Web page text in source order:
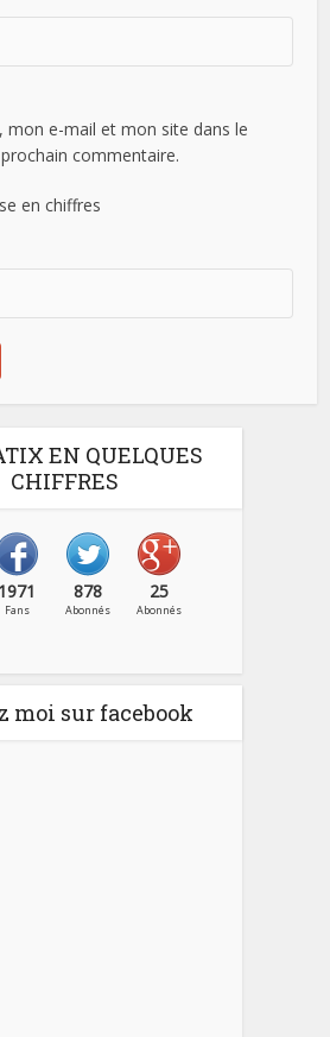
mon e-mail et mon site dans le
commentaire.
en chiffres
EN QUELQUES
CHIFFRES
1971
Fans
878
Abonnés
25
Abonnés
moi sur facebook